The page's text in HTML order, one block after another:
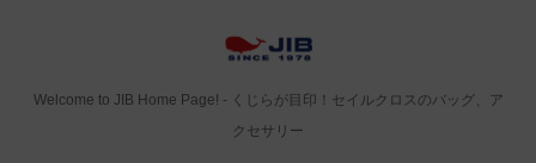
Welcome to JIB Home Page! ‐ くじらが目印！セイルクロスのバッグ、ア
クセサリー